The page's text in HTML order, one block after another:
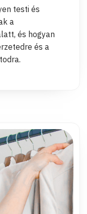
testi és
a
és hogyan
és a